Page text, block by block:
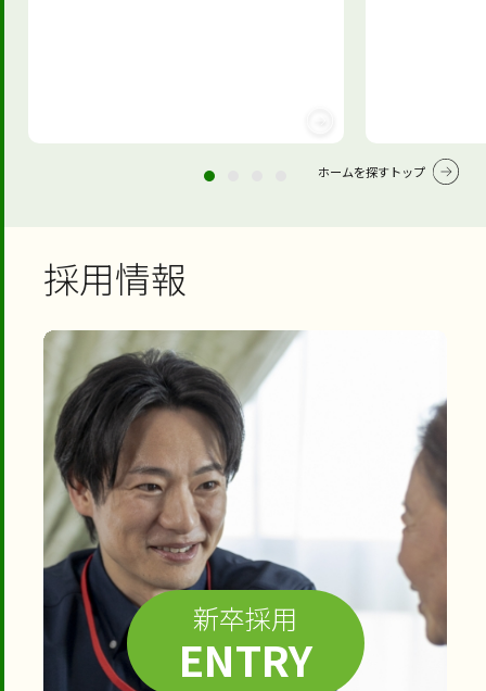
ホームを探すトップ
採用情報
新卒採用
ENTRY